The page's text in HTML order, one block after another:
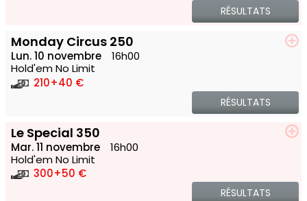
RÉSULTATS
Lun. 10 novembre 16h00
Monday Circus 250
Hold'em No Limit
210+40 €
RÉSULTATS
Mar. 11 novembre 16h00
Le Special 350
Hold'em No Limit
300+50 €
RÉSULTATS